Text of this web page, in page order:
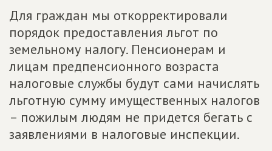
Для граждан мы откорректировали
порядок предоставления льгот по
земельному налогу. Пенсионерам и
лицам предпенсионного возраста
налоговые службы будут сами начислять
льготную сумму имущественных налогов
– пожилым людям не придется бегать с
заявлениями в налоговые инспекции.